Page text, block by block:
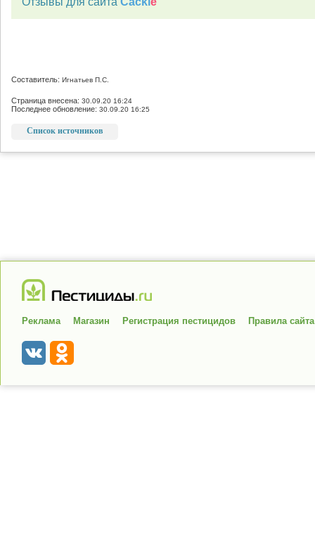
Составитель: Игнатьев П.С.
Страница внесена: 30.09.20 16:24
Последнее обновление: 30.09.20 16:25
Список источников
Реклама Магазин Регистрация пестицидов Правила сайта